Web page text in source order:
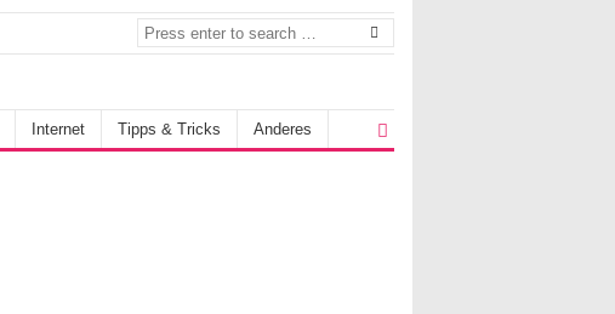
Internet Tipps & Tricks Anderes